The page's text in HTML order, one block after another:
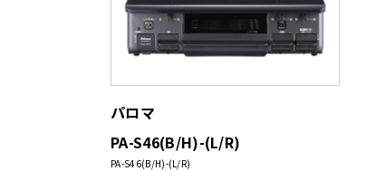
パロマ
PA-S46(B/H)-(L/R)
PA-S46(B/H)-(L/R)